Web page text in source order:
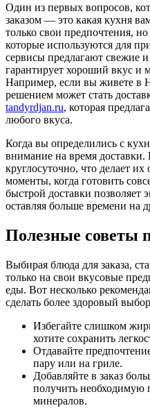
Один из первых вопросов,
заказом — это какая кухня
только свои предпочтения,
которые используются для
сервисы предлагают свежие
гарантирует хороший вкус и
Например, если вы живете в
решением может стать
tandyrdjan.ru, которая
любого вкуса.
Когда вы определились с
внимание на время
круглосуточно, что делает
моменты, когда готовить
быстрой доставки позволяет
оставляя больше времени на
Полезные советы
Выбирая блюда для заказа,
только на свои вкусовые
еды. Вот несколько
сделать более здоровый
Избегайте слишком
хотите сохранить
Отдавайте
пару или на гриле.
Добавляйте в заказ
получить
минералов.